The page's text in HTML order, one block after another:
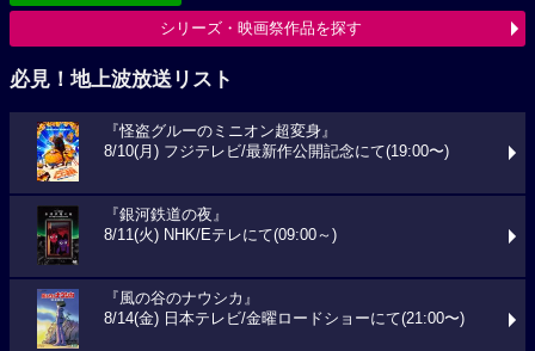
シリーズ・映画祭作品を探す
必見！地上波放送リスト
『怪盗グルーのミニオン超変身』
8/10(月) フジテレビ/最新作公開記念にて(19:00〜)
『銀河鉄道の夜』
8/11(火) NHK/Eテレにて(09:00～)
『風の谷のナウシカ』
8/14(金) 日本テレビ/金曜ロードショーにて(21:00〜)